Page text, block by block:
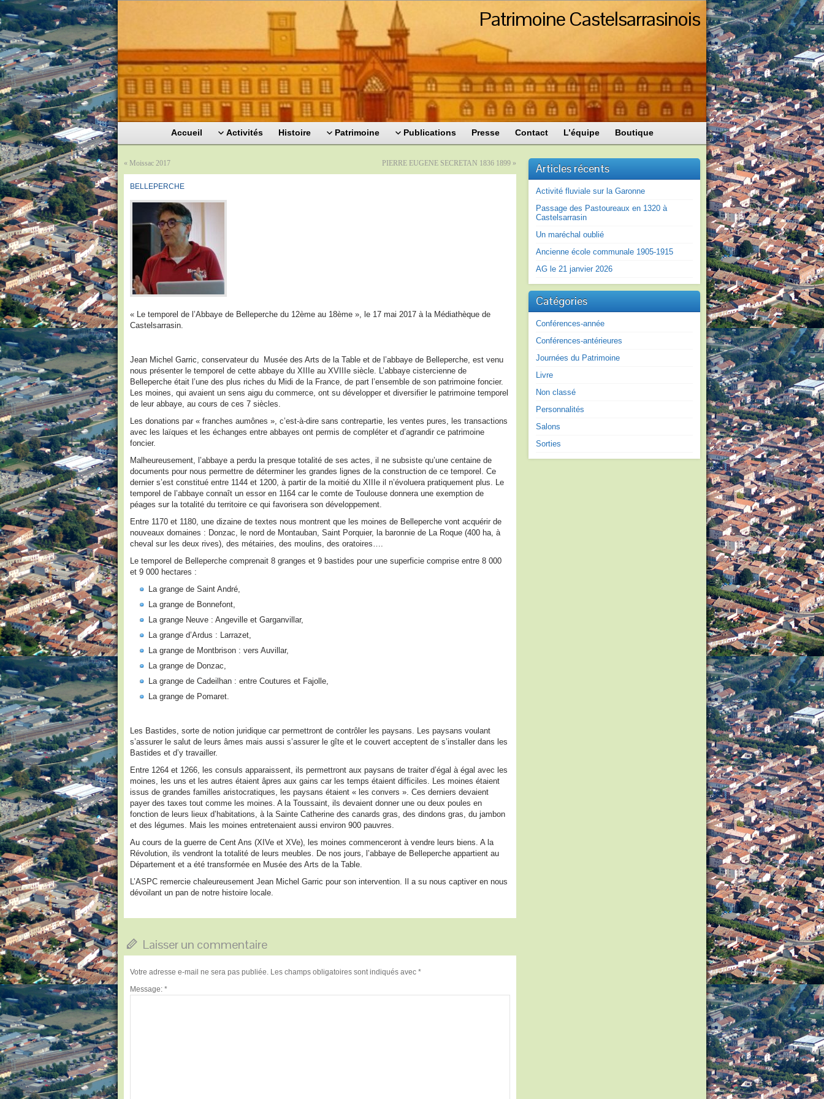
Patrimoine Castelsarrasinois
Accueil Activités Histoire Patrimoine Publications Presse Contact L’équipe Boutique
« Moissac 2017 PIERRE EUGENE SECRETAN 1836 1899 »
BELLEPERCHE
« Le temporel de l’Abbaye de Belleperche du 12ème au 18ème », le 17 mai 2017 à la Médiathèque de
Castelsarrasin.
Jean Michel Garric, conservateur du Musée des Arts de la Table et de l’abbaye de Belleperche, est venu
nous présenter le temporel de cette abbaye du XIIIe au XVIIIe siècle. L’abbaye cistercienne de
Belleperche était l’une des plus riches du Midi de la France, de part l’ensemble de son patrimoine foncier.
Les moines, qui avaient un sens aigu du commerce, ont su développer et diversifier le patrimoine temporel
de leur abbaye, au cours de ces 7 siècles.
Les donations par « franches aumônes », c’est-à-dire sans contrepartie, les ventes pures, les transactions
avec les laïques et les échanges entre abbayes ont permis de compléter et d’agrandir ce patrimoine
foncier.
Malheureusement, l’abbaye a perdu la presque totalité de ses actes, il ne subsiste qu’une centaine de
documents pour nous permettre de déterminer les grandes lignes de la construction de ce temporel. Ce
dernier s’est constitué entre 1144 et 1200, à partir de la moitié du XIIIe il n’évoluera pratiquement plus. Le
temporel de l’abbaye connaît un essor en 1164 car le comte de Toulouse donnera une exemption de
péages sur la totalité du territoire ce qui favorisera son développement.
Entre 1170 et 1180, une dizaine de textes nous montrent que les moines de Belleperche vont acquérir de
nouveaux domaines : Donzac, le nord de Montauban, Saint Porquier, la baronnie de La Roque (400 ha, à
cheval sur les deux rives), des métairies, des moulins, des oratoires….
Le temporel de Belleperche comprenait 8 granges et 9 bastides pour une superficie comprise entre 8 000
et 9 000 hectares :
La grange de Saint André,
La grange de Bonnefont,
La grange Neuve : Angeville et Garganvillar,
La grange d’Ardus : Larrazet,
La grange de Montbrison : vers Auvillar,
La grange de Donzac,
La grange de Cadeilhan : entre Coutures et Fajolle,
La grange de Pomaret.
Les Bastides, sorte de notion juridique car permettront de contrôler les paysans. Les paysans voulant
s’assurer le salut de leurs âmes mais aussi s’assurer le gîte et le couvert acceptent de s’installer dans les
Bastides et d’y travailler.
Entre 1264 et 1266, les consuls apparaissent, ils permettront aux paysans de traiter d’égal à égal avec les
moines, les uns et les autres étaient âpres aux gains car les temps étaient difficiles. Les moines étaient
issus de grandes familles aristocratiques, les paysans étaient « les convers ». Ces derniers devaient
payer des taxes tout comme les moines. A la Toussaint, ils devaient donner une ou deux poules en
fonction de leurs lieux d’habitations, à la Sainte Catherine des canards gras, des dindons gras, du jambon
et des légumes. Mais les moines entretenaient aussi environ 900 pauvres.
Au cours de la guerre de Cent Ans (XIVe et XVe), les moines commenceront à vendre leurs biens. A la
Révolution, ils vendront la totalité de leurs meubles. De nos jours, l’abbaye de Belleperche appartient au
Département et a été transformée en Musée des Arts de la Table.
L’ASPC remercie chaleureusement Jean Michel Garric pour son intervention. Il a su nous captiver en nous
dévoilant un pan de notre histoire locale.
Laisser un commentaire
Votre adresse e-mail ne sera pas publiée. Les champs obligatoires sont indiqués avec *
Message: *
Articles récents
Activité fluviale sur la Garonne
Passage des Pastoureaux en 1320 à
Castelsarrasin
Un maréchal oublié
Ancienne école communale 1905-1915
AG le 21 janvier 2026
Catégories
Conférences-année
Conférences-antérieures
Journées du Patrimoine
Livre
Non classé
Personnalités
Salons
Sorties